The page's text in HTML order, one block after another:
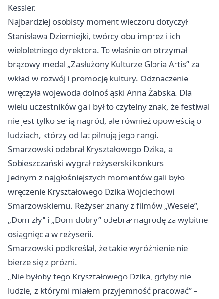
Kessler.
Najbardziej osobisty moment wieczoru dotyczył
Stanisława Dzierniejki, twórcy obu imprez i ich
wieloletniego dyrektora. To właśnie on otrzymał
brązowy medal „Zasłużony Kulturze Gloria Artis” za
wkład w rozwój i promocję kultury. Odznaczenie
wręczyła wojewoda dolnośląski Anna Żabska. Dla
wielu uczestników gali był to czytelny znak, że festiwal
nie jest tylko serią nagród, ale również opowieścią o
ludziach, którzy od lat pilnują jego rangi.
Smarzowski odebrał Kryształowego Dzika, a
Sobieszczański wygrał reżyserski konkurs
Jednym z najgłośniejszych momentów gali było
wręczenie Kryształowego Dzika Wojciechowi
Smarzowskiemu. Reżyser znany z filmów „Wesele”,
„Dom zły” i „Dom dobry” odebrał nagrodę za wybitne
osiągnięcia w reżyserii.
Smarzowski podkreślał, że takie wyróżnienie nie
bierze się z próżni.
„Nie byłoby tego Kryształowego Dzika, gdyby nie
ludzie, z którymi miałem przyjemność pracować” –